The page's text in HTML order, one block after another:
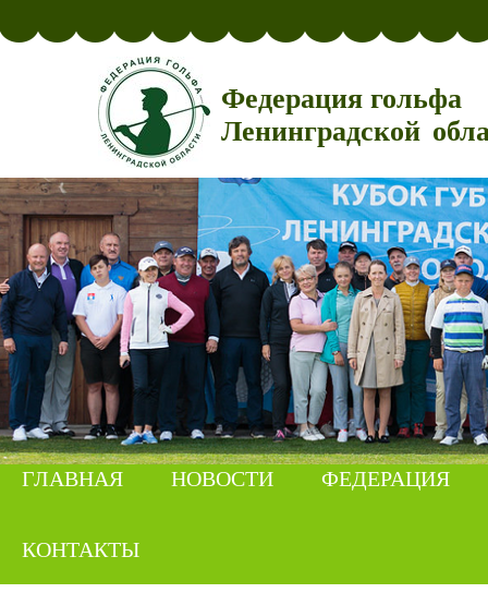
Федерация гольфа
Ленинградской
ГЛАВНАЯ НОВОСТИ ФЕДЕРАЦИЯ
КОНТАКТЫ